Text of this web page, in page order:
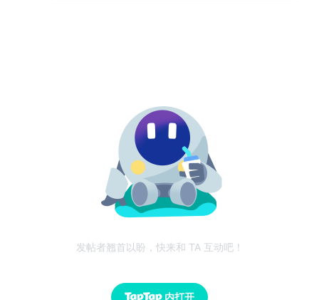
发帖者翘首以盼，快来和 TA 互动吧！
内打开